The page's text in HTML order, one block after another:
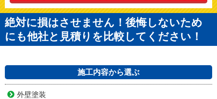
絶対に損はさせません！後悔しないため
にも他社と見積りを比較してください！
施工内容から選ぶ
外壁塗装